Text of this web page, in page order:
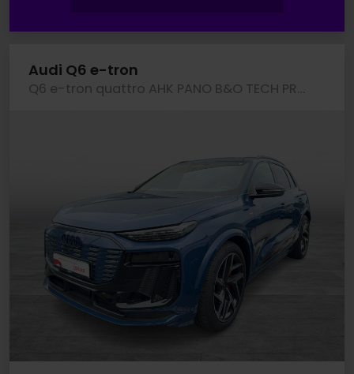
Audi Q6 e-tron
Q6 e-tron quattro AHK PANO B&O TECH PRO LM22